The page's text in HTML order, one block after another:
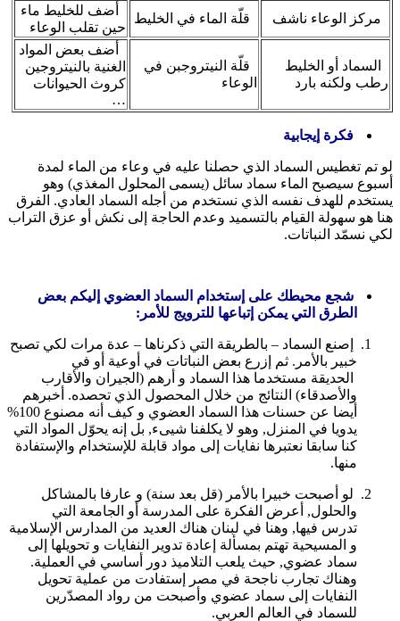
مركز الوعاء ناشف
قلّة الماء في الخليط
أضف للخليط ماء
حين تقلب الوعاء
السماد أو الخليط
رطب ولكنه بارد
قلّة النيتروجبن في
الوعاء
أضف بعض المواد
الغنية بالنيتروجين
كروث الحيوانات
…
فكرة إيجابية
لو تم تغطيس السماد الذي حصلنا عليه في وعاء من الماء لمدة
أسبوع سيصبح الماء سماد سائل (يسمى المحلول المغذي) وهو
يستخدم للهدف نفسه الذي نستخدم من أجله السماد العادي. الفرق
هنا هو سهولة القيام بالتسميد وعدم الحاجة إلى نكش أو عزق التراب
لكي نسمّد النباتات.
شجع محيطك على إستخدام السماد العضوي إليكم بعض
الطرق التي يمكن إتباعها للترويج للأمر:
إصنع السماد – بالطريقة التي ذكرناها – عدة مرات لكي تصبح
خبير بالأمر. ثم إزرع بعض النباتات في أوعية أو في
الحديقة مستخدما هذا السماد و أرهم (الجيران والأقارب
والأصدقاء) النتائج من خلال المحصول الذي تحصده. أخبرهم
أيضا عن حسنات هذا السماد العضوي و كيف أنه مصنوع 100%
يدويا في المنزل, وهو لا يكلفنا شيىء, بل إنه يحوّل المواد التي
كنا سابقا نعتبرها نفايات إلى مواد قابلة للإستخدام والإستفادة
منها.
لو أصبحت خبيرا بالأمر (قل بعد سنة) و عارفا بالمشاكل
والحلول, أعرض الفكرة على المدرسة أو الجامعة التي
تدرس فيها, وهنا في لبنان هناك العديد من المدارس الإسلامية
و المسيحية تهتم بمسألة إعادة تدوير النفايات و تحويلها إلى
سماد عضوي, حيث يلعب التلاميذ دور أساسي في العملية.
وهناك تجارب ناجحة في مصر إستفادت من عملية تحويل
النفايات إلى سماد عضوي وأصبحت من رواد المصدّرين
للسماد في العالم العربي.